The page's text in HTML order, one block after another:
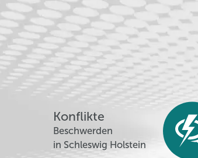
Konflikte
Beschwerden
in Schleswig Holstein